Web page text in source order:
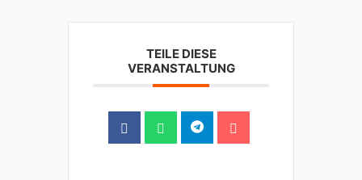
TEILE DIESE
VERANSTALTUNG